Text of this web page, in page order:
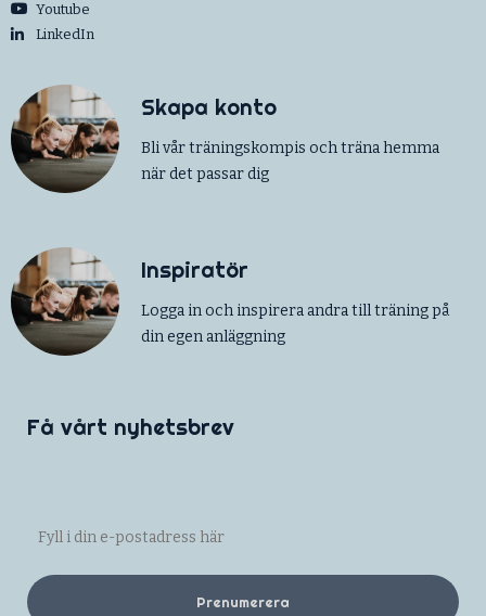
Youtube
LinkedIn
Skapa konto
Bli vår träningskompis och träna hemma
när det passar dig
Inspiratör
Logga in och inspirera andra till träning på
din egen anläggning
Få vårt nyhetsbrev
Prenumerera